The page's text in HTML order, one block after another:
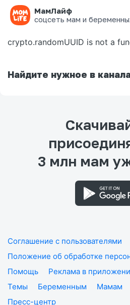
МамЛайф
соцсеть мам и
Ошибка на
crypto.randomUUID is not a
Найдите нужное в
3 млн мам
Соглашение с пользователями
Положение об обработке
Помощь
Реклама в
Темы
Беременным Мамам
Пресс-центр